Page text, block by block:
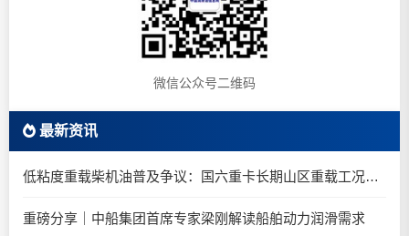
微信公众号二维码
最新资讯
低粘度重载柴机油普及争议：国六重卡长期山区重载工况是否适合0W-20柴油机油？
重磅分享｜中船集团首席专家梁刚解读船舶动力润滑需求